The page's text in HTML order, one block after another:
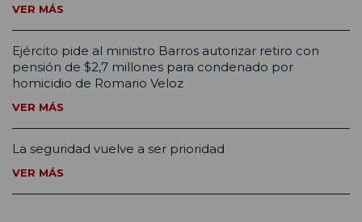
VER MÁS
Ejército pide al ministro Barros autorizar retiro con
pensión de $2,7 millones para condenado por
homicidio de Romario Veloz
VER MÁS
La seguridad vuelve a ser prioridad
VER MÁS